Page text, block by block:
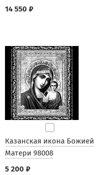
14 550 ₽
Казанская икона Божией
Матери 98008
5 200 ₽